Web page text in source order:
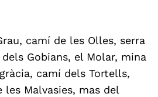
camí de les Olles, serra
Gobians, el Molar, mina
camí dels Tortells,
Malvasies, mas del